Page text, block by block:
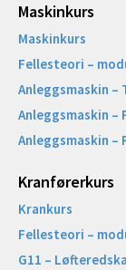
Maskinkurs
Maskinkurs
Fellesteori –
Anleggsmaskin –
Anleggsmaskin –
Anleggsmaskin –
Kranførerkurs
Krankurs
Fellesteori –
G11 –